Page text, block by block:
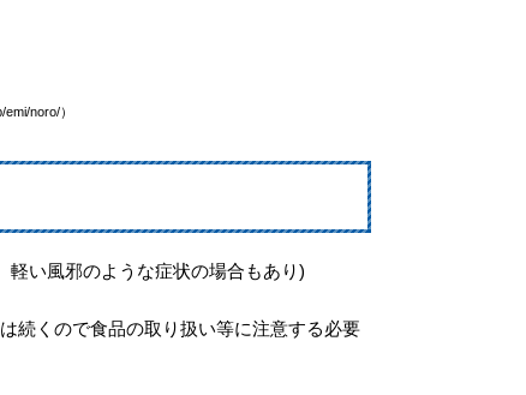
noro/）
い風邪のような症状の場合もあり)
続くので食品の取り扱い等に注意する必要